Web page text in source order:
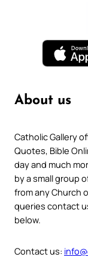
About us
Catholic Gallery
Quotes, Bible
day and much
by a small group
from any Church
queries contact
below.
Contact us: